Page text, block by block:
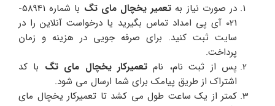
در صورت نیاز به تعمیر یخچال مای تگ
با شماره 58941-
021 آی پی امداد تماس بگیرید یا درخواست آنلاین را در
سایت ثبت کنید. برای صرفه جویی در هزینه و زمان
پرداخت.
پس از ثبت نام، نام تعمیرکار یخچال مای تگ با کد
اشتراک از طریق پیامک برای شما ارسال می شود.
کمتر از یک ساعت طول می کشد تا تعمیرکار یخچال مای